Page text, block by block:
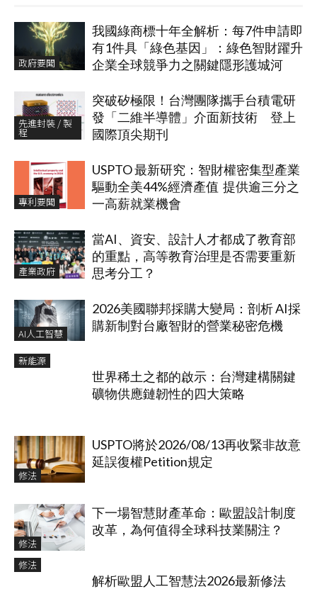
政府要聞
我國綠商標十年全解析：每7件申請即
有1件具「綠色基因」：綠色智財躍升
企業全球競爭力之關鍵隱形護城河
先進封裝 / 製
程
突破矽極限！台灣團隊攜手台積電研
發「二維半導體」介面新技術 登上
國際頂尖期刊
專利要聞
USPTO 最新研究：智財權密集型產業
驅動全美44%經濟產值 提供逾三分之
一高薪就業機會
產業政府
當AI、資安、設計人才都成了教育部
的重點，高等教育治理是否需要重新
思考分工？
AI人工智慧
2026美國聯邦採購大變局：剖析 AI採
購新制對台廠智財的營業秘密危機
新能源
世界稀土之都的啟示：台灣建構關鍵
礦物供應鏈韌性的四大策略
修法
USPTO將於2026/08/13再收緊非故意
延誤復權Petition規定
修法
下一場智慧財產革命：歐盟設計制度
改革，為何值得全球科技業關注？
修法
解析歐盟人工智慧法2026最新修法